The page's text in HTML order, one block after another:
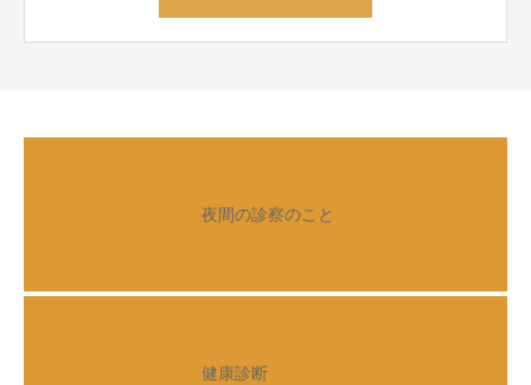
夜間の診察のこと
健康診断